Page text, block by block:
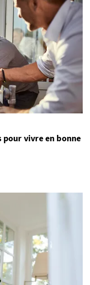
pour vivre en bonne